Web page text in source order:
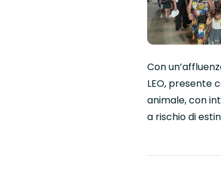
Con
LEO, presente
animale, con
a rischio di